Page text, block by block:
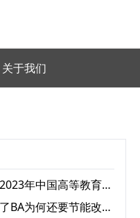
关于我们
万林资讯·祝贺2023年中国高等教育学会档案工作分会与广东省高校档案工作协会学术年会圆满召开
BA非标配？装了BA为何还要节能改造？